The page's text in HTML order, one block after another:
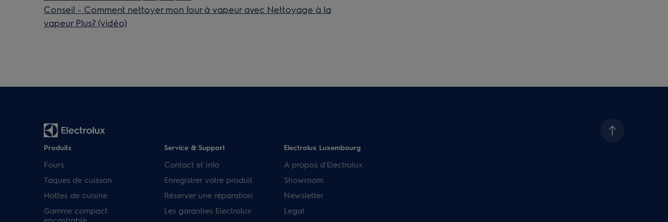
Conseil - Comment nettoyer mon four à vapeur avec Nettoyage à la
vapeur Plus? (vidéo)
Produits
Fours
Taques de cuisson
Hottes de cuisine
Gamme compact
encastrable
Service & Support
Contact et info
Enregistrer votre produit
Réserver une réparation
Les garanties Electrolux
Electrolux Luxembourg
A propos d'Electrolux
Showroom
Newsletter
Legal